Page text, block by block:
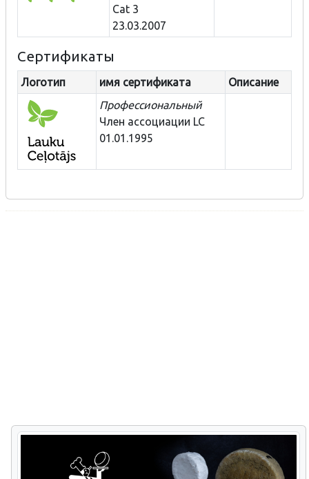
Cat 3
23.03.2007
Сертификаты
Логотип имя сертификата
Описание
Профессиональный
Член ассоциации LC
01.01.1995